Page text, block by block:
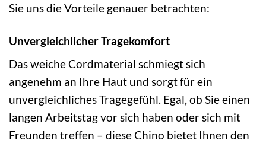
Sie uns die Vorteile genauer betrachten:
Unvergleichlicher Tragekomfort
Das weiche Cordmaterial schmiegt sich
angenehm an Ihre Haut und sorgt für ein
unvergleichliches Tragegefühl. Egal, ob Sie einen
langen Arbeitstag vor sich haben oder sich mit
Freunden treffen – diese Chino bietet Ihnen den